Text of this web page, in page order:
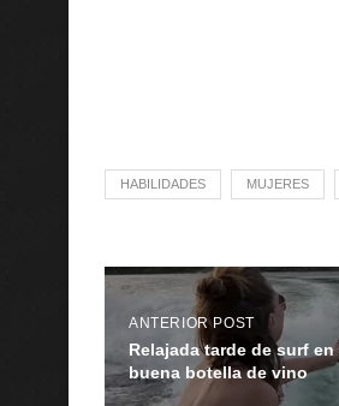
HABILIDADES MUJERES
ANTERIOR POST
Relajada tarde de surf
buena botella de vino